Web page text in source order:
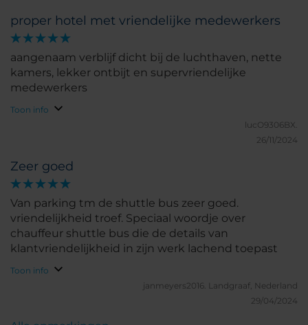
proper hotel met vriendelijke medewerkers
aangenaam verblijf dicht bij de luchthaven, nette
kamers, lekker ontbijt en supervriendelijke
medewerkers
Toon info
lucO9306BX.
26/11/2024
Zeer goed
Van parking tm de shuttle bus zeer goed.
vriendelijkheid troef. Speciaal woordje over
chauffeur shuttle bus die de details van
klantvriendelijkheid in zijn werk lachend toepast
Toon info
janmeyers2016.
Landgraaf, Nederland
29/04/2024